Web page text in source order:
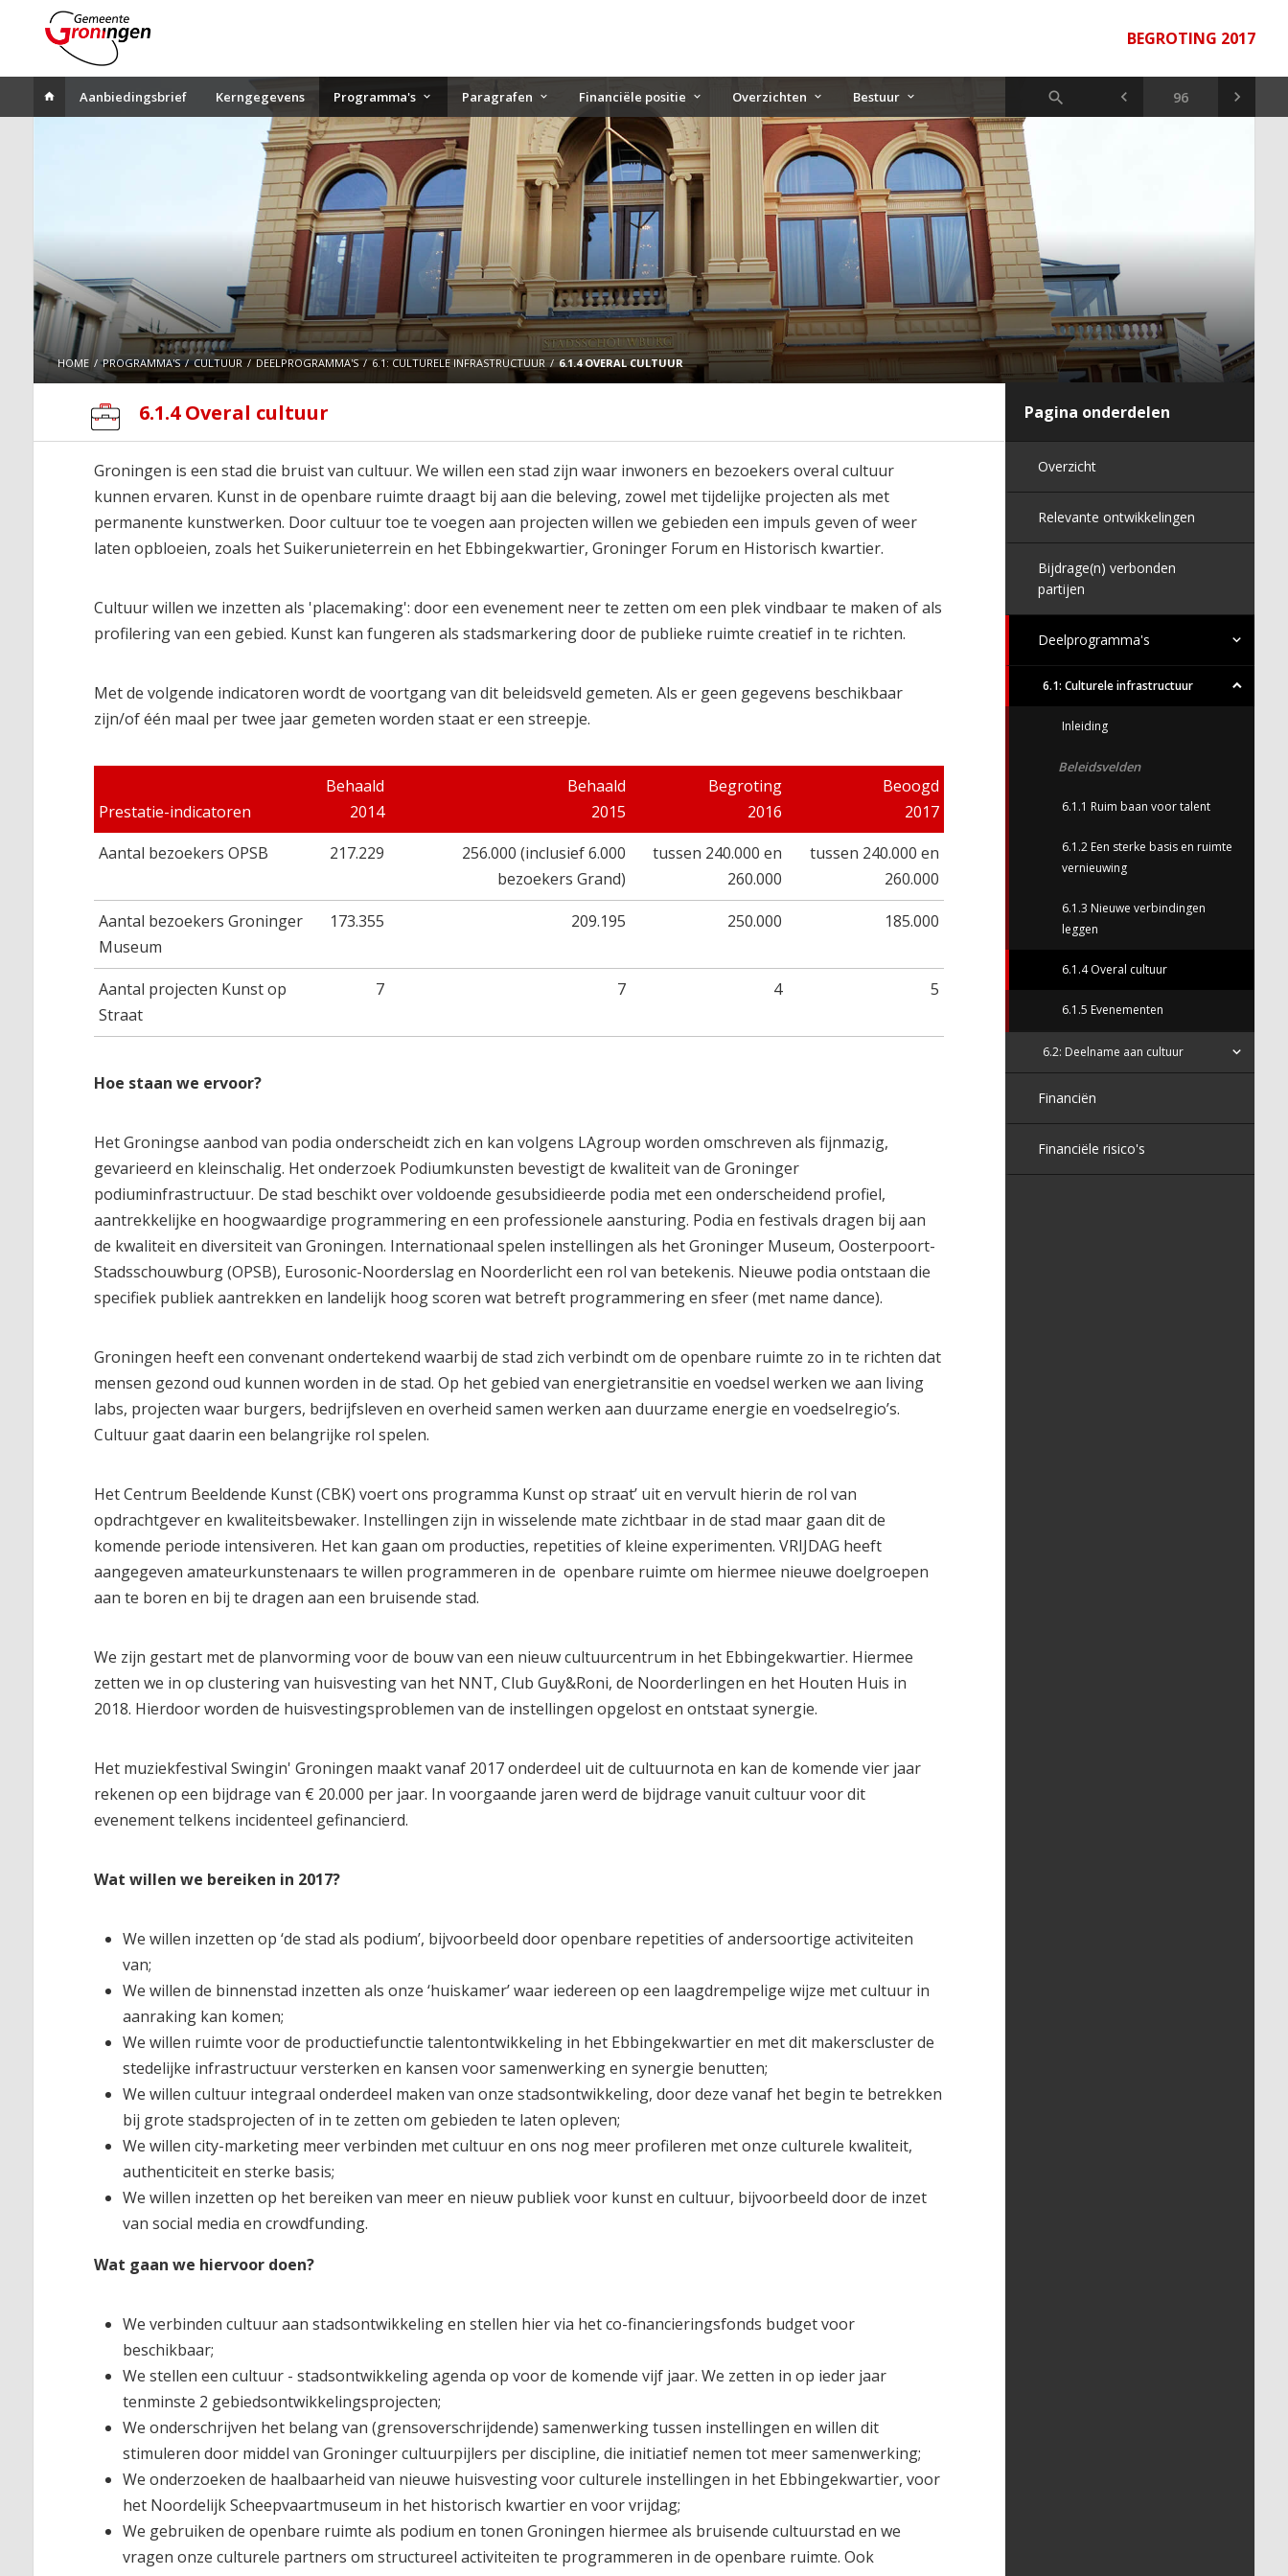
BEGROTING 2017
Aanbiedingsbrief Kerngegevens Programma's Paragrafen Financiële positie Overzichten Bestuur
HOME PROGRAMMA'S CULTUUR DEELPROGRAMMA'S 6.1: CULTURELE INFRASTRUCTUUR 6.1.4 OVERAL CULTUUR
Pagina onderdelen
Overzicht
Relevante ontwikkelingen
Bijdrage(n) verbonden
partijen
Deelprogramma's
6.1: Culturele infrastructuur
Inleiding
Beleidsvelden
6.1.1 Ruim baan voor talent
6.1.2 Een sterke basis en ruimte
vernieuwing
6.1.3 Nieuwe verbindingen
leggen
6.1.4 Overal cultuur
6.1.5 Evenementen
6.2: Deelname aan cultuur
Financiën
Financiële risico's
6.1.4 Overal cultuur
Groningen is een stad die bruist van cultuur. We willen een stad zijn waar inwoners en bezoekers overal cultuur
kunnen ervaren. Kunst in de openbare ruimte draagt bij aan die beleving, zowel met tijdelijke projecten als met
permanente kunstwerken. Door cultuur toe te voegen aan projecten willen we gebieden een impuls geven of weer
laten opbloeien, zoals het Suikerunieterrein en het Ebbingekwartier, Groninger Forum en Historisch kwartier.
Cultuur willen we inzetten als 'placemaking': door een evenement neer te zetten om een plek vindbaar te maken of als
profilering van een gebied. Kunst kan fungeren als stadsmarkering door de publieke ruimte creatief in te richten.
Met de volgende indicatoren wordt de voortgang van dit beleidsveld gemeten. Als er geen gegevens beschikbaar
zijn/of één maal per twee jaar gemeten worden staat er een streepje.
Prestatie-indicatoren
Behaald
2014
Behaald
2015
Begroting
2016
Beoogd
2017
Aantal bezoekers OPSB
217.229
256.000 (inclusief 6.000
bezoekers Grand)
tussen 240.000 en
260.000
tussen 240.000 en
260.000
Aantal bezoekers Groninger
Museum
173.355 209.195 250.000 185.000
Aantal projecten Kunst op
Straat
7 7 4 5
Hoe staan we ervoor?
Het Groningse aanbod van podia onderscheidt zich en kan volgens LAgroup worden omschreven als fijnmazig,
gevarieerd en kleinschalig. Het onderzoek Podiumkunsten bevestigt de kwaliteit van de Groninger
podiuminfrastructuur. De stad beschikt over voldoende gesubsidieerde podia met een onderscheidend profiel,
aantrekkelijke en hoogwaardige programmering en een professionele aansturing. Podia en festivals dragen bij aan
de kwaliteit en diversiteit van Groningen. Internationaal spelen instellingen als het Groninger Museum, Oosterpoort-
Stadsschouwburg (OPSB), Eurosonic-Noorderslag en Noorderlicht een rol van betekenis. Nieuwe podia ontstaan die
specifiek publiek aantrekken en landelijk hoog scoren wat betreft programmering en sfeer (met name dance).
Groningen heeft een convenant ondertekend waarbij de stad zich verbindt om de openbare ruimte zo in te richten dat
mensen gezond oud kunnen worden in de stad. Op het gebied van energietransitie en voedsel werken we aan living
labs, projecten waar burgers, bedrijfsleven en overheid samen werken aan duurzame energie en voedselregio’s.
Cultuur gaat daarin een belangrijke rol spelen.
Het Centrum Beeldende Kunst (CBK) voert ons programma Kunst op straat’ uit en vervult hierin de rol van
opdrachtgever en kwaliteitsbewaker. Instellingen zijn in wisselende mate zichtbaar in de stad maar gaan dit de
komende periode intensiveren. Het kan gaan om producties, repetities of kleine experimenten. VRIJDAG heeft
aangegeven amateurkunstenaars te willen programmeren in de openbare ruimte om hiermee nieuwe doelgroepen
aan te boren en bij te dragen aan een bruisende stad.
We zijn gestart met de planvorming voor de bouw van een nieuw cultuurcentrum in het Ebbingekwartier. Hiermee
zetten we in op clustering van huisvesting van het NNT, Club Guy&Roni, de Noorderlingen en het Houten Huis in
2018. Hierdoor worden de huisvestingsproblemen van de instellingen opgelost en ontstaat synergie.
Het muziekfestival Swingin' Groningen maakt vanaf 2017 onderdeel uit de cultuurnota en kan de komende vier jaar
rekenen op een bijdrage van € 20.000 per jaar. In voorgaande jaren werd de bijdrage vanuit cultuur voor dit
evenement telkens incidenteel gefinancierd.
Wat willen we bereiken in 2017?
We willen inzetten op ‘de stad als podium’, bijvoorbeeld door openbare repetities of andersoortige activiteiten
van;
We willen de binnenstad inzetten als onze ‘huiskamer’ waar iedereen op een laagdrempelige wijze met cultuur in
aanraking kan komen;
We willen ruimte voor de productiefunctie talentontwikkeling in het Ebbingekwartier en met dit makerscluster de
stedelijke infrastructuur versterken en kansen voor samenwerking en synergie benutten;
We willen cultuur integraal onderdeel maken van onze stadsontwikkeling, door deze vanaf het begin te betrekken
bij grote stadsprojecten of in te zetten om gebieden te laten opleven;
We willen city-marketing meer verbinden met cultuur en ons nog meer profileren met onze culturele kwaliteit,
authenticiteit en sterke basis;
We willen inzetten op het bereiken van meer en nieuw publiek voor kunst en cultuur, bijvoorbeeld door de inzet
van social media en crowdfunding.
Wat gaan we hiervoor doen?
We verbinden cultuur aan stadsontwikkeling en stellen hier via het co-financieringsfonds budget voor
beschikbaar;
We stellen een cultuur - stadsontwikkeling agenda op voor de komende vijf jaar. We zetten in op ieder jaar
tenminste 2 gebiedsontwikkelingsprojecten;
We onderschrijven het belang van (grensoverschrijdende) samenwerking tussen instellingen en willen dit
stimuleren door middel van Groninger cultuurpijlers per discipline, die initiatief nemen tot meer samenwerking;
We onderzoeken de haalbaarheid van nieuwe huisvesting voor culturele instellingen in het Ebbingekwartier, voor
het Noordelijk Scheepvaartmuseum in het historisch kwartier en voor vrijdag;
We gebruiken de openbare ruimte als podium en tonen Groningen hiermee als bruisende cultuurstad en we
vragen onze culturele partners om structureel activiteiten te programmeren in de openbare ruimte. Ook